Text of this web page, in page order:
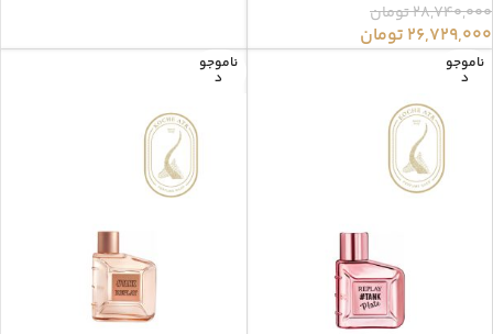
28,740,000تومان
26,729,000 تومان
ناموجو
د
ناموجو
د